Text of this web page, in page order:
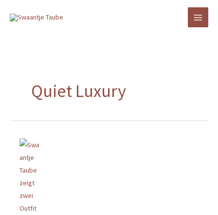
Inhalt
Quiet Luxury